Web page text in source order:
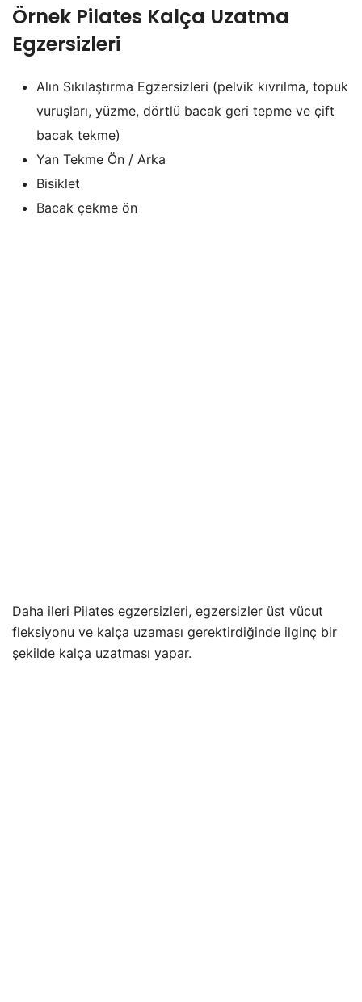
Örnek Pilates Kalça Uzatma
Egzersizleri
Alın Sıkılaştırma Egzersizleri (pelvik kıvrılma, topuk
vuruşları, yüzme, dörtlü bacak geri tepme ve çift
bacak tekme)
Yan Tekme Ön / Arka
Bisiklet
Bacak çekme ön
Daha ileri Pilates egzersizleri, egzersizler üst vücut
fleksiyonu ve kalça uzaması gerektirdiğinde ilginç bir
şekilde kalça uzatması yapar.